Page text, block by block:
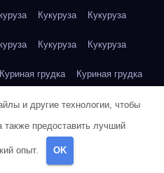
Кукуруза Кукуруза
Кукуруза Кукуруза
Куриная грудка Куриная грудка
грудка Куриная грудка
грудка Куриная грудка
Куриная грудка
и другие технологии, чтобы
также предоставить лучший
опыт. OK